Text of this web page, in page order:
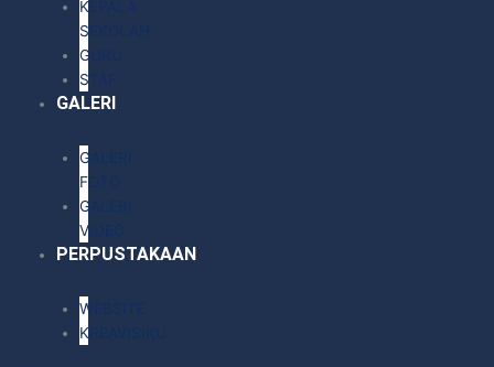
KEPALA
SEKOLAH
GURU
STAF
GALERI
GALERI
FOTO
GALERI
VIDEO
PERPUSTAKAAN
WEBSITE
KREAVISIKU